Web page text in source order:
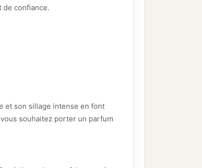
de confiance.
et son sillage intense en font
souhaitez porter un parfum